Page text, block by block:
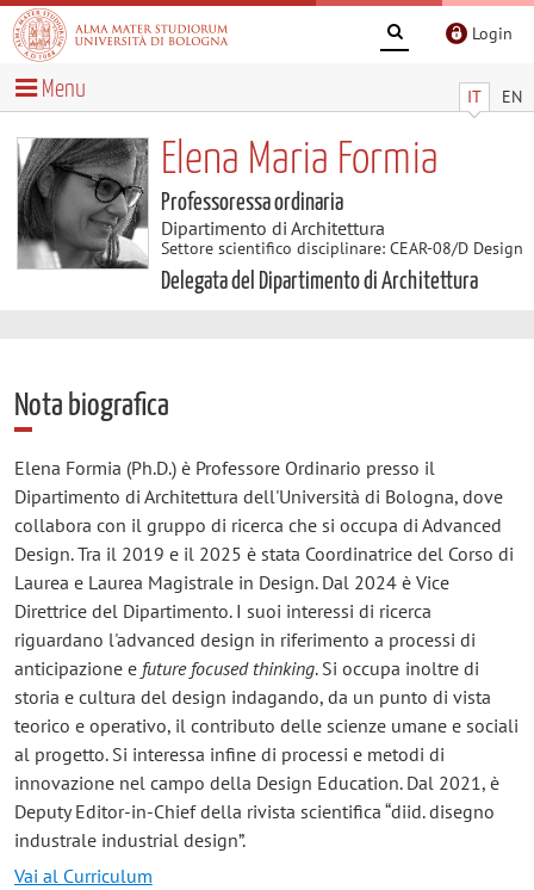
Login
IT EN
Menu
Elena Maria Formia
Professoressa ordinaria
Dipartimento di Architettura
Settore scientifico disciplinare: CEAR-08/D Design
Delegata del Dipartimento di Architettura
Nota biografica
Elena Formia (Ph.D.) è Professore Ordinario presso il
Dipartimento di Architettura dell'Università di Bologna, dove
collabora con il gruppo di ricerca che si occupa di Advanced
Design. Tra il 2019 e il 2025 è stata Coordinatrice del Corso di
Laurea e Laurea Magistrale in Design. Dal 2024 è Vice
Direttrice del Dipartimento. I suoi interessi di ricerca
riguardano l'advanced design in riferimento a processi di
anticipazione e future focused thinking. Si occupa inoltre di
storia e cultura del design indagando, da un punto di vista
teorico e operativo, il contributo delle scienze umane e sociali
al progetto. Si interessa infine di processi e metodi di
innovazione nel campo della Design Education. Dal 2021, è
Deputy Editor-in-Chief della rivista scientifica “diid. disegno
industrale industrial design”.
Vai al Curriculum